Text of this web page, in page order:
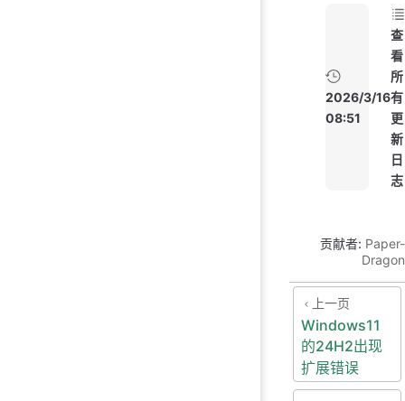
2026/3/16
08:51
查
看
所
有
更
新
日
志
贡献者: Paper-
Dragon
上一页
Windows11
的24H2出现
扩展错误